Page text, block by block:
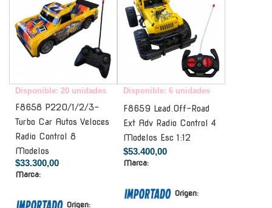
Disponible: 20 unidades
F8658 P220/1/2/3-
Turbo Car Autos Veloces
Radio Control 8
Modelos
$33.300,00
Marca:
Origen:
Disponible: 6 unidades
F8659 Lead.Off-Road
Ext Adv Radio Control 4
Modelos Esc 1:12
$53.400,00
Marca:
Origen: